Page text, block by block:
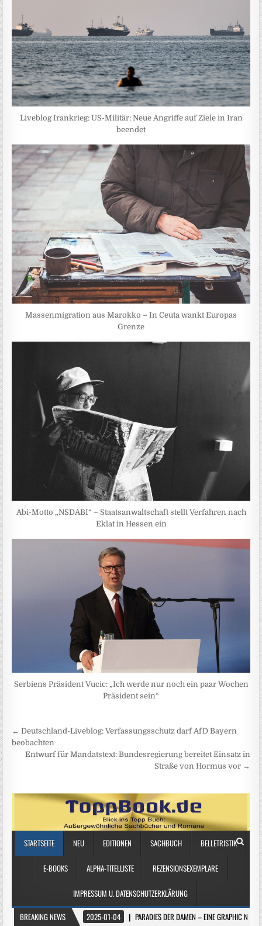
Liveblog Irankrieg: US-Militär: Neue Angriffe auf Ziele in Iran
beendet
Massenmigration aus Marokko – In Ceuta wankt Europas
Grenze
Abi-Motto „NSDABI“ – Staatsanwaltschaft stellt Verfahren nach
Eklat in Hessen ein
Serbiens Präsident Vucic: „Ich werde nur noch ein paar Wochen
Präsident sein“
Beitragsnavigation
← Deutschland-Liveblog: Verfassungsschutz darf AfD Bayern
beobachten
Entwurf für Mandatstext: Bundesregierung bereitet Einsatz in
Straße von Hormus vor →